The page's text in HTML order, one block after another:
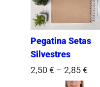
Pegatina Setas
Silvestres
2,50 €– 2,85€